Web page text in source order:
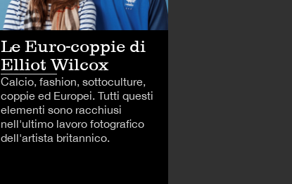
Le Euro-coppie di
Elliot Wilcox
Calcio, fashion, sottoculture,
coppie ed Europei. Tutti questi
elementi sono racchiusi
nell'ultimo lavoro fotografico
dell'artista britannico.